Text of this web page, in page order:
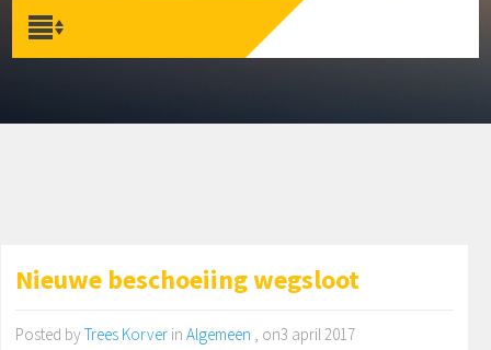
Nieuwe beschoeiing wegsloot
Posted by Trees Korverin Algemeen , on3 april 2017